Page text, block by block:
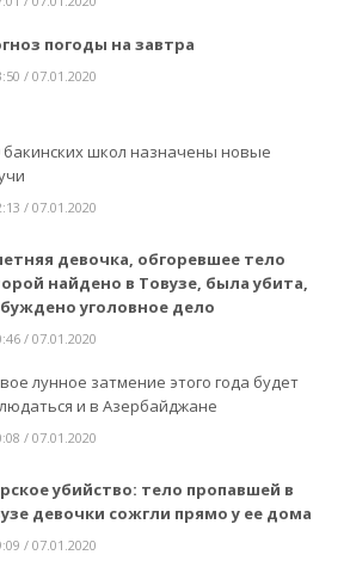
погоды на завтра
/ 07.01.2020
бакинских школ назначены новые
/ 07.01.2020
девочка, обгоревшее тело
найдено в Товузе, была убита,
уголовное дело
/ 07.01.2020
лунное затмение этого года будет
и в Азербайджане
/ 07.01.2020
убийство: тело пропавшей в
девочки сожгли прямо у ее дома
/ 07.01.2020